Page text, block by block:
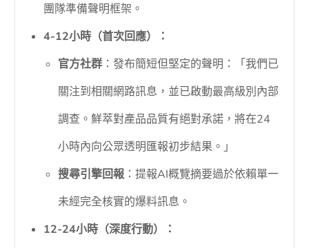
團隊準備聲明框架。
4-12小時（首次回應）：
官方社群：發布簡短但堅定的聲明：「我們已
關注到相關網路訊息，並已啟動最高級別內部
調查。鮮萃對產品品質有絕對承諾，將在24
小時內向公眾透明匯報初步結果。」
搜尋引擎回報：提報AI概覽摘要過於依賴單一
未經完全核實的爆料訊息。
12-24小時（深度行動）：